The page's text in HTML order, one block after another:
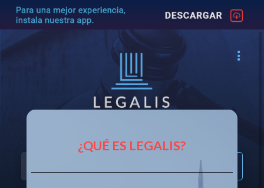
¿QUÉ ES LEGALIS?